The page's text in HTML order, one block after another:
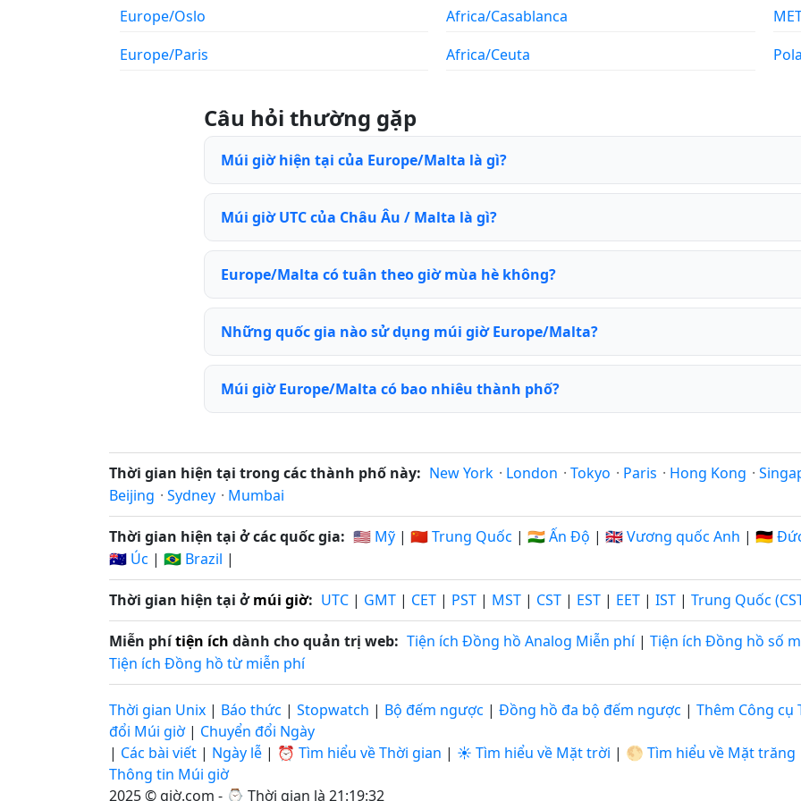
Europe/Oslo
Europe/Paris
Africa/Casablanca
Africa/Ceuta
Câu hỏi thường gặp
Múi giờ hiện tại của Europe/Malta là gì?
Múi giờ UTC của Châu Âu / Malta là gì?
Europe/Malta có tuân theo giờ mùa hè không?
Những quốc gia nào sử dụng múi giờ Europe/Malta?
Múi giờ Europe/Malta có bao nhiêu thành phố?
Thời gian hiện tại trong các thành phố này: New York · London · Tokyo · Paris · Hong Kong ·
Beijing · Sydney · Mumbai
Thời gian hiện tại ở các quốc gia: 🇺🇸 Mỹ | 🇨🇳 Trung Quốc | 🇮🇳 Ấn Độ | 🇬🇧 Vương quốc Anh | 🇩🇪
🇦🇺 Úc | 🇧🇷 Brazil |
Thời gian hiện tại ởmúi giờ: UTC | GMT | CET | PST | MST | CST | EST | EET | IST | Trung Quốc
Miễn phítiện ích dành cho quản trị web: Tiện ích Đồng hồ Analog Miễn phí| Tiện ích Đồng hồ số
Tiện ích Đồng hồ từ miễn phí
Thời gian Unix | Báo thức | Stopwatch | Bộ đếm ngược | Đồng hồ đa bộ đếm ngược | Thêm Công cụ
đổi Múi giờ | Chuyển đổi Ngày
| Các bài viết | Ngày lễ | ⏰ Tìm hiểu về Thời gian | ☀️ Tìm hiểu về Mặt trời | 🌕 Tìm hiểu về Mặt trăng
Thông tin Múi giờ
2025 © giờ.com - ⌚ Thời gian là 21:19:32